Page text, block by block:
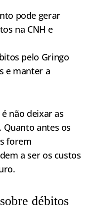
pode gerar
na CNH e
pelo Gringo
e manter a
não deixar as
Quanto antes os
forem
a ser os custos
débitos